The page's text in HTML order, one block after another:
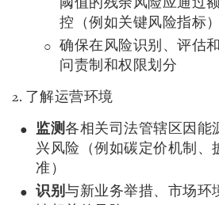
阈值的残余风险应通过
控（例如关键风险指标
确保在风险识别、评估
问责制和权限划分
2. 了解运营环境
监测各相关司法管辖区因能
兴风险（例如碳定价机制、
准）
识别 与新业务举措、市场环